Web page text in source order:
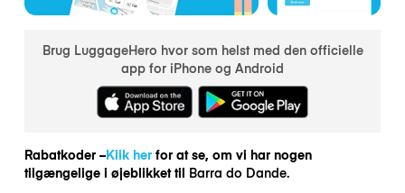
Brug LuggageHero hvor som helst med den officielle
app for iPhone og Android
Rabatkoder –Klik herfor at se, om vi har nogen
tilgængelige i øjeblikket til Barra do Dande.